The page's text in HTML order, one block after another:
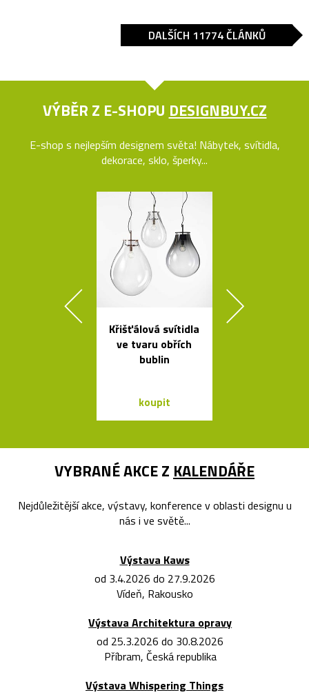
DALŠÍCH 11774 ČLÁNKŮ
VÝBĚR Z E-SHOPU DESIGNBUY.CZ
E-shop s nejlepším designem světa! Nábytek, svítidla,
dekorace, sklo, šperky...
Křišťálová svítidla
ve tvaru obřích
bublin
koupit
VYBRANÉ AKCE Z KALENDÁŘE
Nejdůležitější akce, výstavy, konference v oblasti designu u
nás i ve světě...
Výstava Kaws
od 3.4.2026 do 27.9.2026
Vídeň, Rakousko
Výstava Architektura opravy
od 25.3.2026 do 30.8.2026
Příbram, Česká republika
Výstava Whispering Things